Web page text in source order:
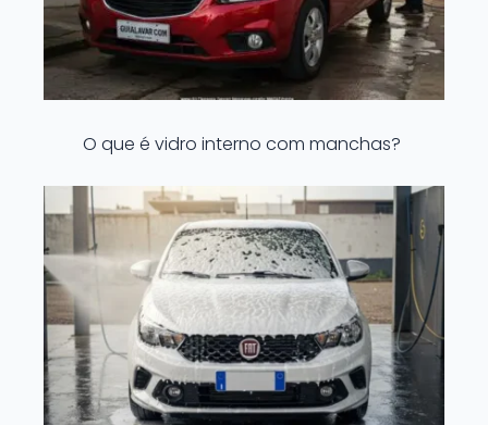
O que é vidro interno com manchas?